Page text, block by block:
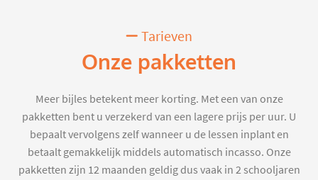
Tarieven
Onze pakketten
Meer bijles betekent meer korting. Met een van onze
pakketten bent u verzekerd van een lagere prijs per uur. U
bepaalt vervolgens zelf wanneer u de lessen inplant en
betaalt gemakkelijk middels automatisch incasso. Onze
pakketten zijn 12 maanden geldig dus vaak in 2 schooljaren